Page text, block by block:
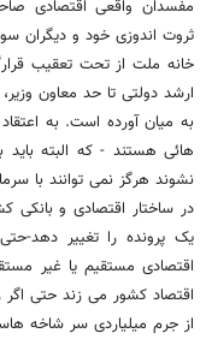
مفسدان واقعی اقتصادی
ثروت اندوزی خود و دیگران
خانه ملت از تحت تعقیب
ارشد دولتی تا حد معاون
به میان آورده است. به
هائی هستند - که البته
نشوند هرگز نمی توانند با
در ساختار اقتصادی و
یک پرونده را تغییر دهد-
اقتصادی مستقیم یا غیر
اقتصاد کشور می زند حتی اگر
از جرم میلیاردی سر شاخه